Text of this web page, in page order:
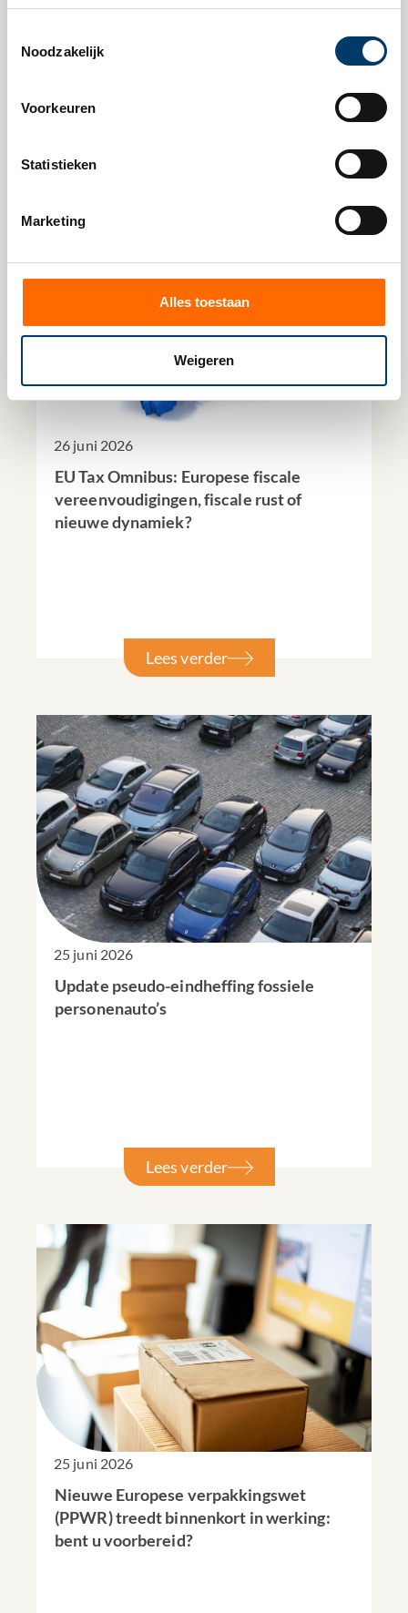
Noodzakelijk
Voorkeuren
Statistieken
Marketing
Alles toestaan
Weigeren
26 juni 2026
EU Tax Omnibus: Europese fiscale
vereenvoudigingen, fiscale rust of
nieuwe dynamiek?
Lees verder
25 juni 2026
Update pseudo-eindheffing fossiele
personenauto’s
Lees verder
25 juni 2026
Nieuwe Europese verpakkingswet
(PPWR) treedt binnenkort in werking:
bent u voorbereid?